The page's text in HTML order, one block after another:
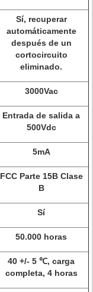
Sí, recuperar
automáticamente
después de un
cortocircuito
eliminado.
3000Vac
Entrada de salida a
500Vdc
5mA
FCC Parte 15B Clase
B
Sí
50.000 horas
40 +/- 5 ℃, carga
completa, 4 horas